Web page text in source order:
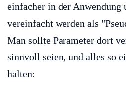
einfacher in der Anwendung
vereinfacht werden als
Man sollte Parameter dort
sinnvoll seien, und alles so
halten: